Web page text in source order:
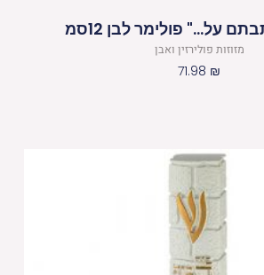
על…" פולימר לבן 12סמ
מזוזות פולירזין ואבן
71.98 ₪